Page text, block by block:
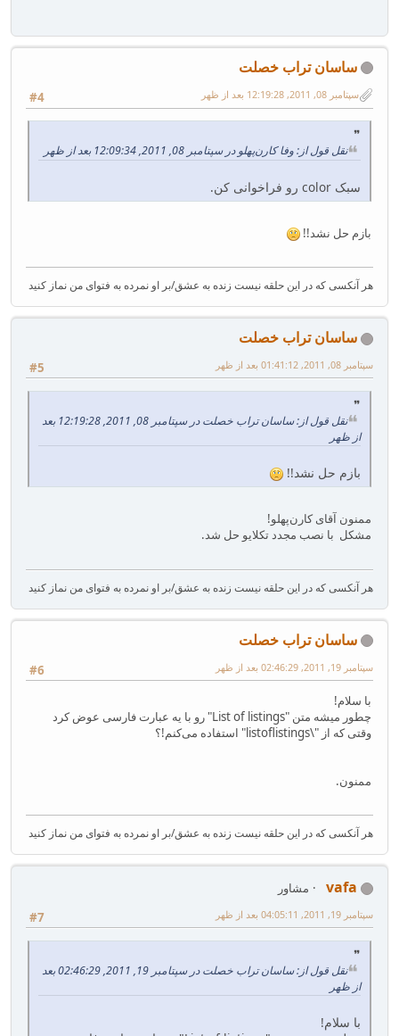
ساسان تراب خصلت
#4 سپتامبر 08, 2011, 12:19:28 بعد از ظهر
نقل قول از: وفا کارن‌پهلو در سپتامبر 08, 2011, 12:09:34 بعد از ظهر
سبک color رو فراخوانی کن.
بازم حل نشد!!
هر آنکسی که در این حلقه نیست زنده به عشق/بر او نمرده به فتوای من نماز کنید
ساسان تراب خصلت
#5 سپتامبر 08, 2011, 01:41:12 بعد از ظهر
نقل قول از: ساسان تراب خصلت در سپتامبر 08, 2011, 12:19:28 بعد
از ظهر
بازم حل نشد!!
ممنون آقای کارن‌پهلو!
مشکل با نصب مجدد تکلایو حل شد.
هر آنکسی که در این حلقه نیست زنده به عشق/بر او نمرده به فتوای من نماز کنید
ساسان تراب خصلت
#6 سپتامبر 19, 2011, 02:46:29 بعد از ظهر
با سلام!
چطور میشه متن "List of listings" رو با یه عبارت فارسی عوض کرد
وقتی که از "\listoflistings" استفاده می‌کنم!؟
ممنون.
هر آنکسی که در این حلقه نیست زنده به عشق/بر او نمرده به فتوای من نماز کنید
vafa
مشاور
#7
سپتامبر 19, 2011, 04:05:11 بعد از ظهر
نقل قول از: ساسان تراب خصلت در سپتامبر 19, 2011, 02:46:29 بعد
از ظهر
با سلام!